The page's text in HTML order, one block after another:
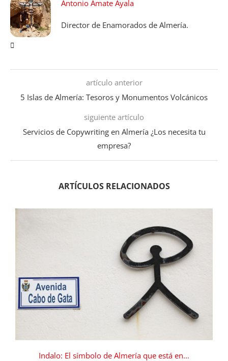
Antonio Amate Ayala
Director de Enamorados de Almería.
artículo anterior
5 Islas de Almería: Tesoros y Monumentos Volcánicos
siguiente artículo
Servicios de Copywriting en Almería ¿Los necesita tu
empresa?
ARTÍCULOS RELACIONADOS
Indalo: El símbolo de Almería que está en...